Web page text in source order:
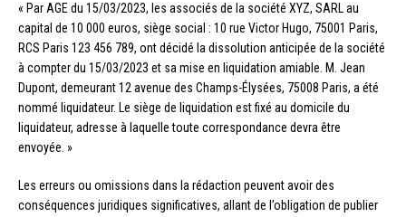
« Par AGE du 15/03/2023, les associés de la société XYZ, SARL au
capital de 10 000 euros, siège social : 10 rue Victor Hugo, 75001 Paris,
RCS Paris 123 456 789, ont décidé la dissolution anticipée de la société
à compter du 15/03/2023 et sa mise en liquidation amiable. M. Jean
Dupont, demeurant 12 avenue des Champs-Élysées, 75008 Paris, a été
nommé liquidateur. Le siège de liquidation est fixé au domicile du
liquidateur, adresse à laquelle toute correspondance devra être
envoyée. »
Les erreurs ou omissions dans la rédaction peuvent avoir des
conséquences juridiques significatives, allant de l’obligation de publier